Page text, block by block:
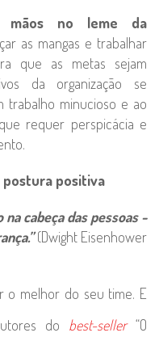
no leme da
as mangas e trabalhar
que as metas sejam
da organização se
trabalho minucioso e ao
requer perspicácia e
postura positiva
na cabeça das pessoas -
(Dwight Eisenhower
o melhor do seu time. E
do best-seller“O